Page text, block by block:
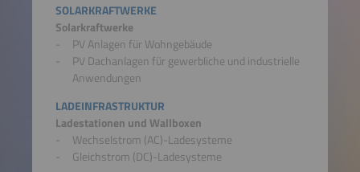
SOLARKRAFTWERKE
Solarkraftwerke
PV Anlagen für Wohngebäude
PV Dachanlagen für gewerbliche und industrielle
Anwendungen
LADEINFRASTRUKTUR
Ladestationen und Wallboxen
Wechselstrom (AC)-Ladesysteme
Gleichstrom (DC)-Ladesysteme